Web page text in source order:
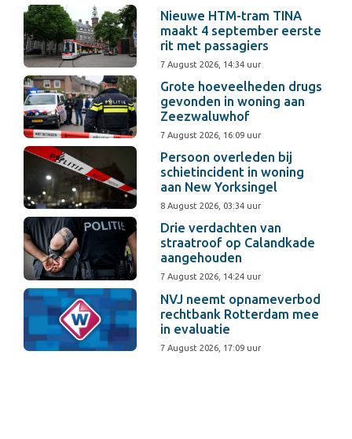
Nieuwe HTM-tram TINA
maakt 4 september eerste
rit met passagiers
7 August 2026, 14:34 uur
Grote hoeveelheden drugs
gevonden in woning aan
Zeezwaluwhof
7 August 2026, 16:09 uur
Persoon overleden bij
schietincident in woning
aan New Yorksingel
8 August 2026, 03:34 uur
Drie verdachten van
straatroof op Calandkade
aangehouden
7 August 2026, 14:24 uur
NVJ neemt opnameverbod
rechtbank Rotterdam mee
in evaluatie
7 August 2026, 17:09 uur